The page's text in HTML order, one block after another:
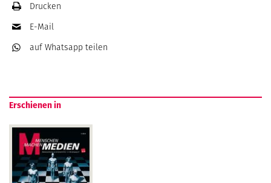
Drucken
E-Mail
auf Whatsapp teilen
Erschienen in